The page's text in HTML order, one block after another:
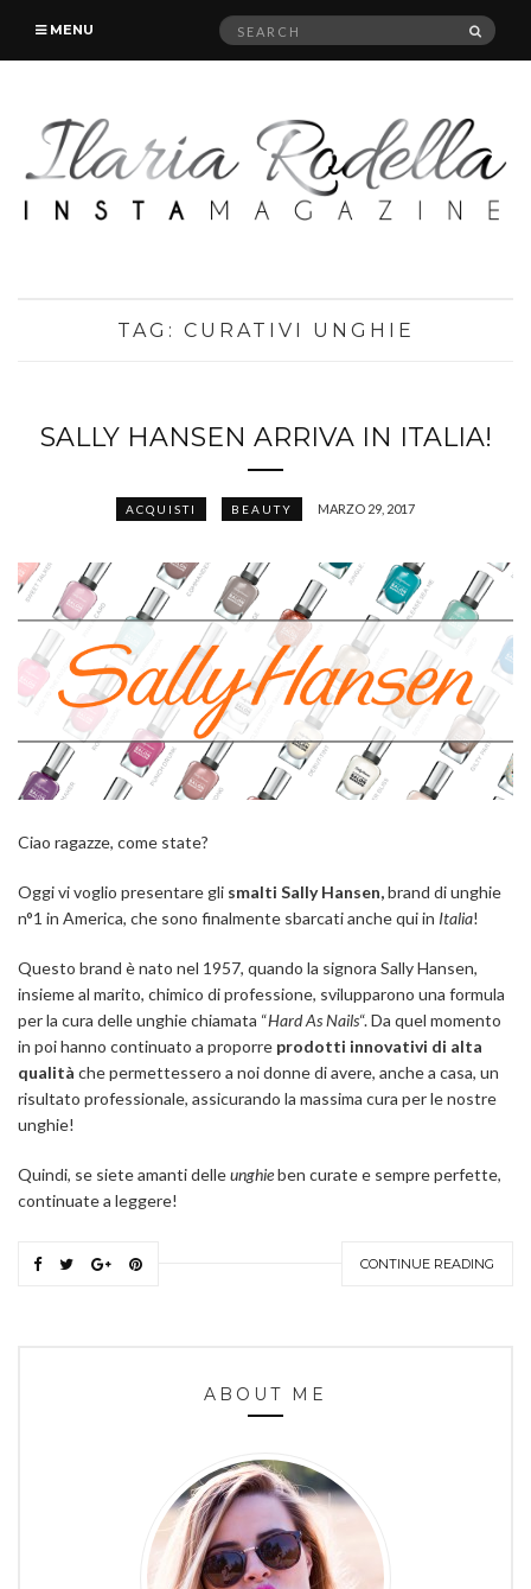
MENU
Search
TAG: CURATIVI UNGHIE
SALLY HANSEN ARRIVA IN ITALIA!
ACQUISTI BEAUTY MARZO 29, 2017
Ciao ragazze, come state?
Oggi vi voglio presentare gli smalti Sally Hansen,brand di unghie
n°1 in America, che sono finalmente sbarcati anche qui in Italia!
Questo brand è nato nel 1957, quando la signora Sally Hansen,
insieme al marito, chimico di professione, svilupparono una formula
per la cura delle unghie chiamata “Hard As Nails“. Da quel momento
in poi hanno continuato a proporre prodotti innovativi di alta
qualità che permettessero a noi donne di avere, anche a casa, un
risultato professionale, assicurando la massima cura per le nostre
unghie!
Quindi, se siete amanti delleunghieben curate e sempre perfette,
continuate a leggere!
CONTINUE READING
ABOUT ME